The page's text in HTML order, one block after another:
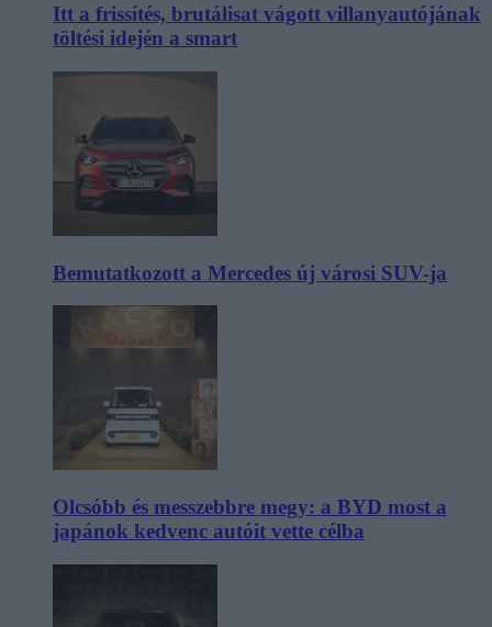
Itt a frissítés, brutálisat vágott villanyautójának
töltési idején a smart
Bemutatkozott a Mercedes új városi SUV-ja
Olcsóbb és messzebbre megy: a BYD most a
japánok kedvenc autóit vette célba